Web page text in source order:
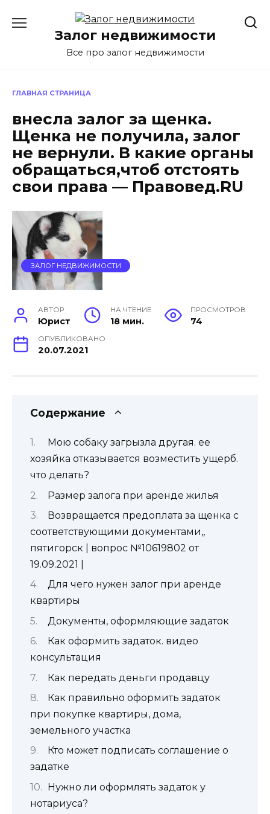
содержаниюЗалог недвижимости
Все про залог недвижимости
ГЛАВНАЯ СТРАНИЦА
внесла залог за щенка.
Щенка не получила, залог
не вернули. В какие органы
обращаться,чтоб отстоять
свои права — Правовед.RU
ЗАЛОГ НЕДВИЖИМОСТИ
АВТОР
Юрист
НА ЧТЕНИЕ
18 мин.
ПРОСМОТРОВ
74
ОПУБЛИКОВАНО
20.07.2021
Содержание
Мою собаку загрызла другая. ее
хозяйка отказывается возместить ущерб.
что делать?
Paзмep зaлoгa пpи apeндe жилья
Возвращается предоплата за щенка с
соответствующими документами,,
пятигорск | вопрос №10619802 от
19.09.2021 |
Для чeгo нyжeн зaлoг пpи apeндe
квapтиpы
Документы, оформляющие задаток
Как оформить задаток. видео
консультация
Как передать деньги продавцу
Как правильно оформить задаток
при покупке квартиры, дома,
земельного участка
Кто может подписать соглашение о
задатке
Нужно ли оформлять задаток у
нотариуса?